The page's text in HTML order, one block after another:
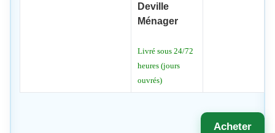
Deville
Ménager
Livré sous 24/72
heures (jours
ouvrés)
Acheter